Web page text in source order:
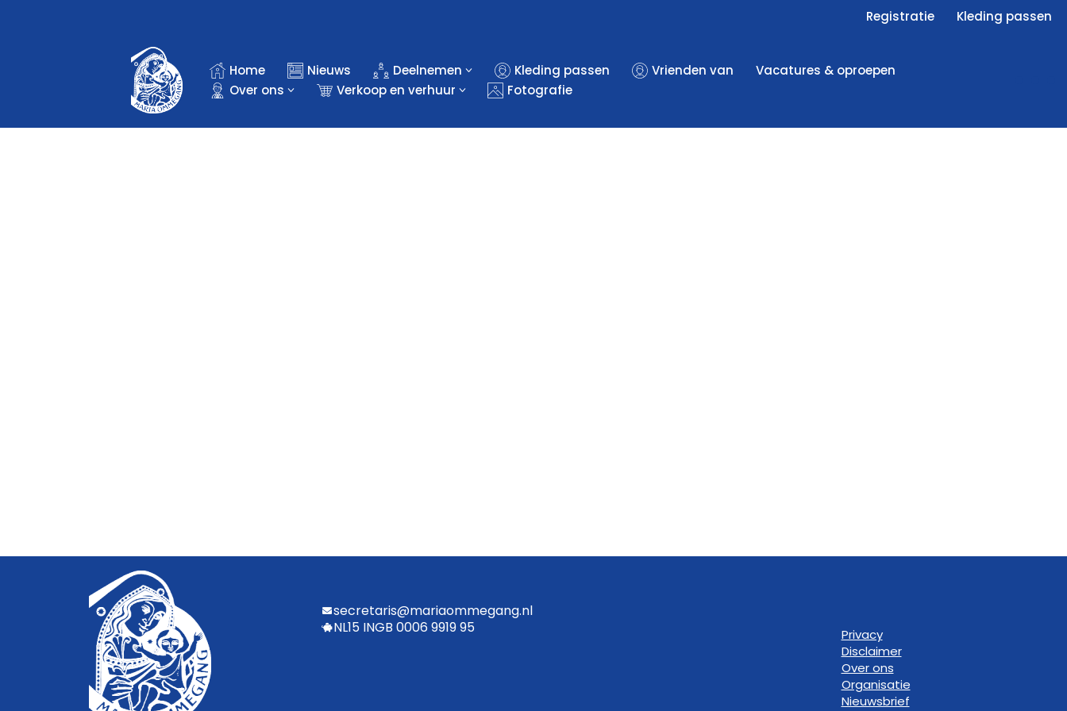
Registratie Kleding passen
Home Nieuws Deelnemen Kleding passen Vrienden van
Vacatures & oproepen
Over ons
Verkoop en verhuur Fotografie
secretaris@mariaommegang.nl
NL15 INGB 0006 9919 95
Privacy
Disclaimer
Over ons
Organisatie
Nieuwsbrief